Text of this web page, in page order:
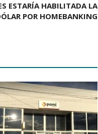
ESTARÍA HABILITADA LA
POR HOMEBANKING